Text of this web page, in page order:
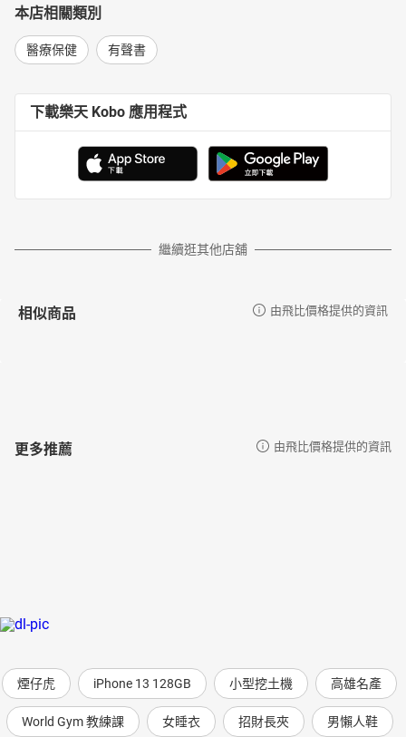
COVID-19疫苗：建立群體免疫力
流感疫苗：提供高危險族群更好的保護力
其他常見疫苗：與醫師討論最合適的施打計畫
本店相關類別
醫療保健 有聲書
下載樂天 Kobo 應用程式
繼續逛其他店舖
相似商品 由飛比價格提供的資訊
更多推薦 由飛比價格提供的資訊
煙仔虎 iPhone 13 128GB 小型挖土機 高雄名產
World Gym 教練課 女睡衣 招財長夾 男懶人鞋